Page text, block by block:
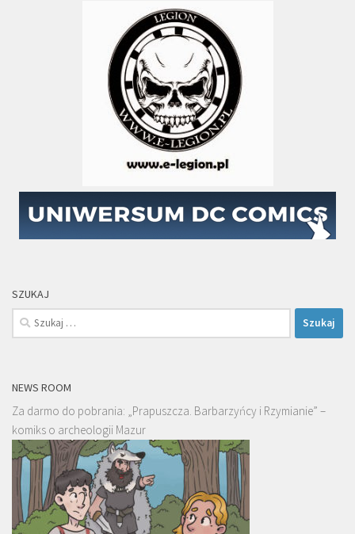
SZUKAJ
Szukaj:
NEWS ROOM
Za darmo do pobrania: „Prapuszcza. Barbarzyńcy i Rzymianie” –
komiks o archeologii Mazur